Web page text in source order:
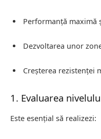
Performanță maximă
Dezvoltarea unor
Creșterea rezistenței
1. Evaluarea
Este esențial să realizezi: